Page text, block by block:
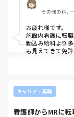
その他の科,
お疲れ様です。
施設内看護に転
勤込み給料より
も見えてきて免
キャリア・転職
看護師からMRに